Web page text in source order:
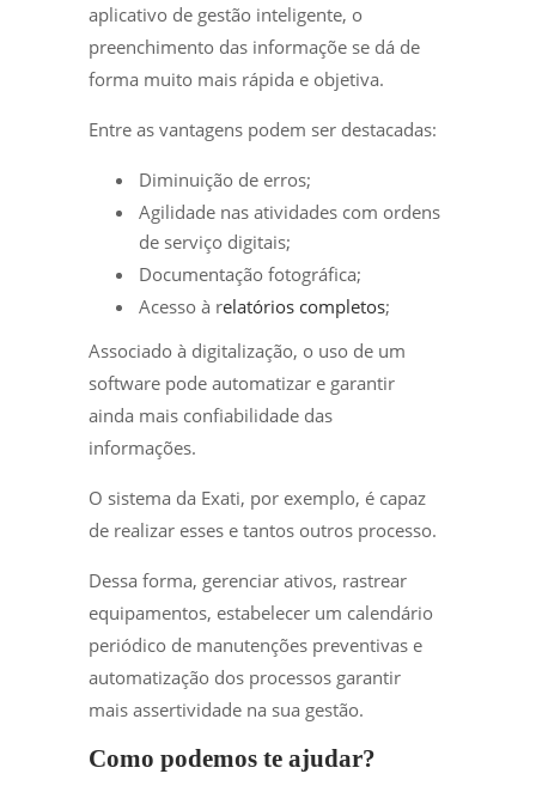
aplicativo de gestão inteligente, o
preenchimento das informaçõe se dá de
forma muito mais rápida e objetiva.
Entre as vantagens podem ser destacadas:
Diminuição de erros;
Agilidade nas atividades com ordens
de serviço digitais;
Documentação fotográfica;
Acesso à relatórios completos;
Associado à digitalização, o uso de um
software pode automatizar e garantir
ainda mais confiabilidade das
informações.
O sistema da Exati, por exemplo, é capaz
de realizar esses e tantos outros processo.
Dessa forma, gerenciar ativos, rastrear
equipamentos, estabelecer um calendário
periódico de manutenções preventivas e
automatização dos processos garantir
mais assertividade na sua gestão.
Como podemos te ajudar?